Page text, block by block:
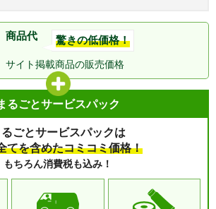
商品代 驚きの低価格！
サイト掲載商品の販売価格
るごとサービスパック
るごとサービスパックは
てを含めたコミコミ価格！
もちろん消費税も込み！